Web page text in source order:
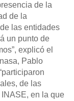
de la
de la
las entidades
un punto de
explicó el
Pablo
de las
en la que